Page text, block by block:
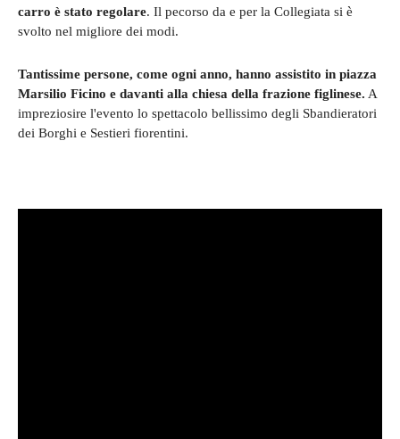
carro è stato regolare. Il pecorso da e per la Collegiata si è
svolto nel migliore dei modi.
Tantissime persone, come ogni anno, hanno assistito in piazza
Marsilio Ficino e davanti alla chiesa della frazione figlinese. A
impreziosire l'evento lo spettacolo bellissimo degli Sbandieratori
dei Borghi e Sestieri fiorentini.